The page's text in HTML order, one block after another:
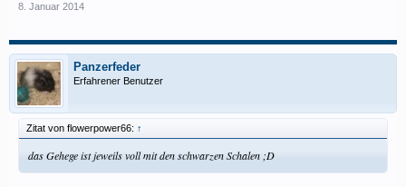
8. Januar 2014
Panzerfeder
Erfahrener Benutzer
Zitat von flowerpower66: ↑
das Gehege ist jeweils voll mit den schwarzen Schalen ;D